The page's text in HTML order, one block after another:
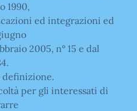
1990,
ed integrazioni ed
2005, n° 15 e dal
definizione.
per gli interessati di